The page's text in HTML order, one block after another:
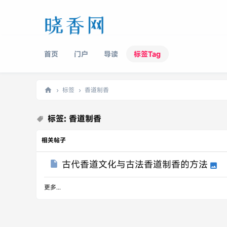
首页 门户 导读 标签Tag
香
› 标签 › 香道制香
标签: 香道制香
相关帖子
古代香道文化与古法香道制香的方法
更多...